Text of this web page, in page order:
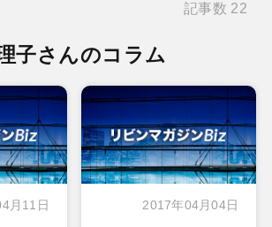
記事数 22
子さんのコラム
月11日 2017年04月04日